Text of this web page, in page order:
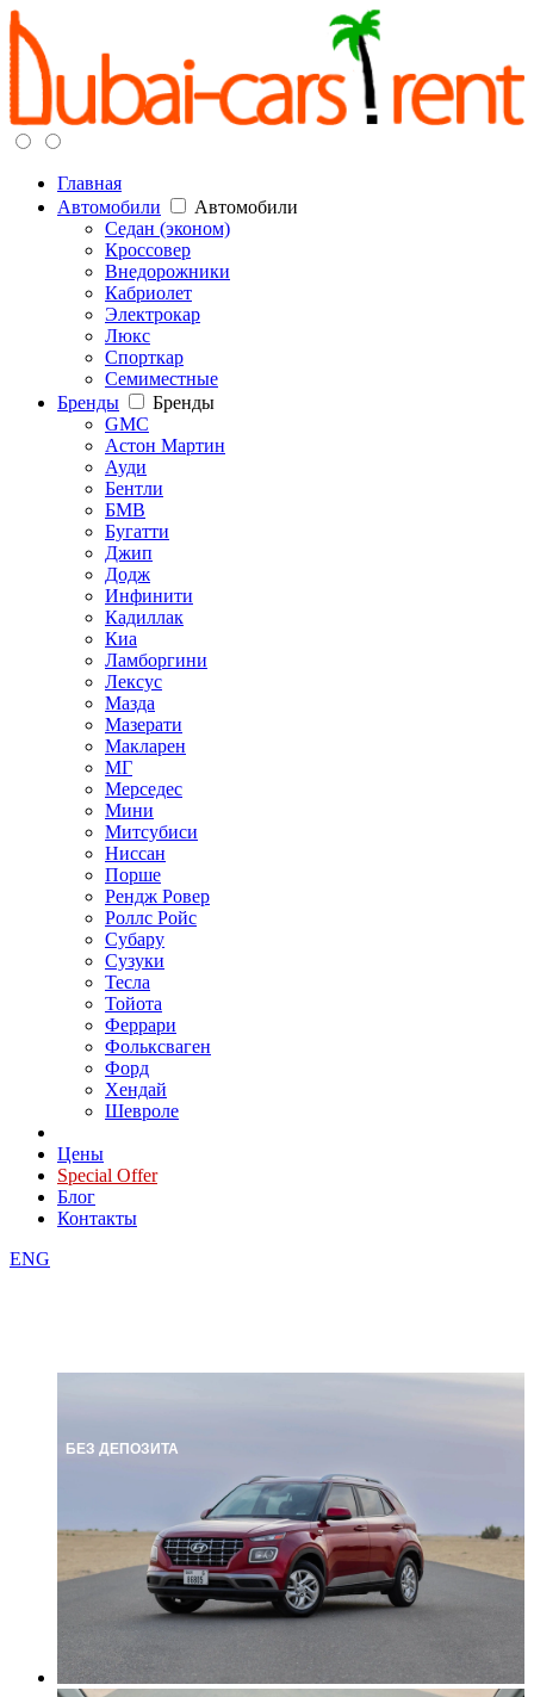
Главная
Автомобили
Автомобили
Седан (эконом)
Кроссовер
Внедорожники
Кабриолет
Электрокар
Люкс
Спорткар
Семиместные
Бренды
Бренды
GMC
Астон Мартин
Ауди
Бентли
БМВ
Бугатти
Джип
Додж
Инфинити
Кадиллак
Киа
Ламборгини
Лексус
Мазда
Мазерати
Макларен
МГ
Мерседес
Мини
Митсубиси
Ниссан
Порше
Рендж Ровер
Роллс Ройс
Субару
Сузуки
Тесла
Тойота
Феррари
Фольксваген
Форд
Хендай
Шевроле
Цены
Special Offer
Блог
Контакты
ENG
БЕЗ ДЕПОЗИТА